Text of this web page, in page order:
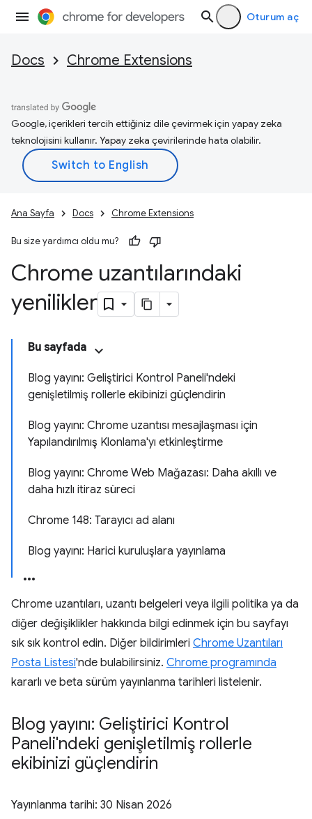
Oturum aç
Docs Chrome Extensions
Google, içerikleri tercih ettiğiniz dile çevirmek için yapay zeka
teknolojisini kullanır. Yapay zeka çevirilerinde hata olabilir.
Ana Sayfa Docs Chrome Extensions
Bu size yardımcı oldu mu?
Chrome uzantılarındaki
yenilikler
Bu sayfada
Blog yayını: Geliştirici Kontrol Paneli'ndeki
genişletilmiş rollerle ekibinizi güçlendirin
Blog yayını: Chrome uzantısı mesajlaşması için
Yapılandırılmış Klonlama'yı etkinleştirme
Blog yayını: Chrome Web Mağazası: Daha akıllı ve
daha hızlı itiraz süreci
Chrome 148: Tarayıcı ad alanı
Blog yayını: Harici kuruluşlara yayınlama
Chrome uzantıları, uzantı belgeleri veya ilgili politika ya da
diğer değişiklikler hakkında bilgi edinmek için bu sayfayı
sık sık kontrol edin. Diğer bildirimleri Chrome Uzantıları
Posta Listesi'nde bulabilirsiniz. Chrome programında
kararlı ve beta sürüm yayınlanma tarihleri listelenir.
Blog yayını: Geliştirici Kontrol
Paneli'ndeki genişletilmiş rollerle
ekibinizi güçlendirin
Yayınlanma tarihi: 30 Nisan 2026